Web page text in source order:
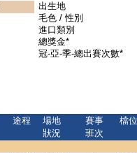
出生地
毛色 / 性別
進口類別
總獎金*
冠-亞-季-總出賽次數*
途程
場地
狀況
賽事
班次
檔位